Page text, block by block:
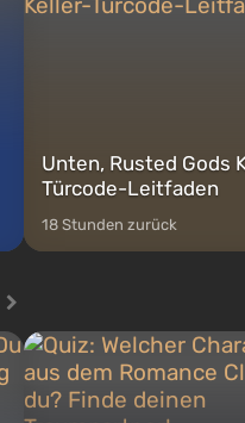
Unten, Rusted Gods
Türcode-Leitfaden
18 Stunden zurück